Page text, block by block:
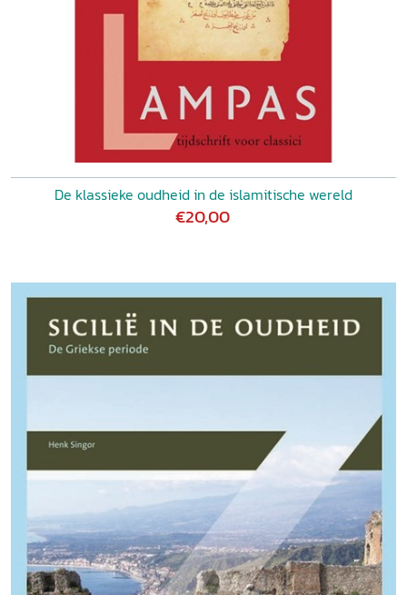
De klassieke oudheid in de islamitische wereld
€20,00